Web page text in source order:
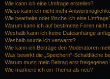
Wie kann ich eine Umfrage erstellen?
Wieso kann ich nicht mehr
Wie bearbeite oder lösche ich eine
Warum kann ich auf bestimmte Foren nicht
Weshalb kann ich keine Dateianhänge
Weshalb wurde ich verwarnt?
Wie kann ich Beiträge den Moderatoren
Was bewirkt die „Speichern“-Schaltfläche
Warum muss mein Beitrag erst freigegeben
Wie markiere ich ein Thema als neu?